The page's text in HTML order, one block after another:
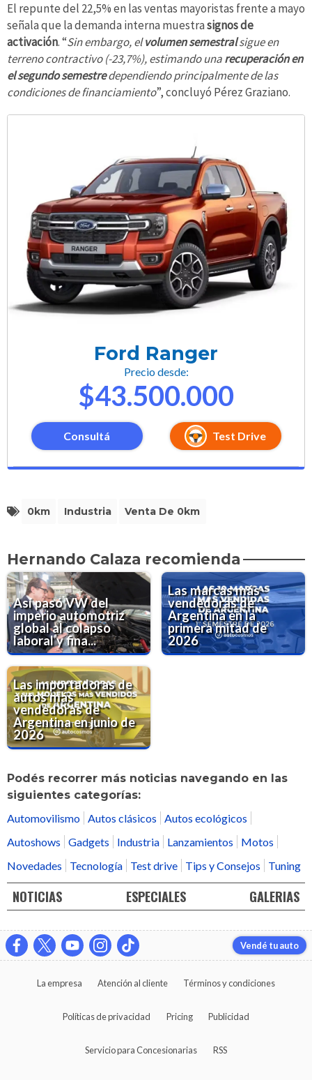
El repunte del 22,5% en las ventas mayoristas frente a mayo
señala que la demanda interna muestrasignos de
activación. “Sin embargo, elvolumen semestralsigue en
terreno contractivo (-23,7%), estimando unarecuperación en
el segundo semestredependiendo principalmente de las
condiciones de financiamiento”, concluyó Pérez Graziano.
Ford Ranger
Precio desde:
$43.500.000
Consultá Test Drive
0km Industria Venta De 0km
Hernando Calaza recomienda
Así pasó VW del
imperio automotriz
global al colapso
laboral y fina...
Las marcas más
vendedoras de
Argentina en la
primera mitad de
2026
Las importadoras de
autos más
vendedoras de
Argentina en junio de
2026
Podés recorrer más noticias navegando en las
siguientes categorías:
Automovilismo Autos clásicos
Autos ecológicos
Autoshows
Gadgets Industria Lanzamientos
Motos
Novedades
Tecnología Test drive Tips y Consejos Tuning
NOTICIAS ESPECIALES GALERIAS
Vendé tu auto
La empresa Atención al cliente Términos y condiciones
Políticas de privacidad Pricing Publicidad
Servicio para Concesionarias RSS